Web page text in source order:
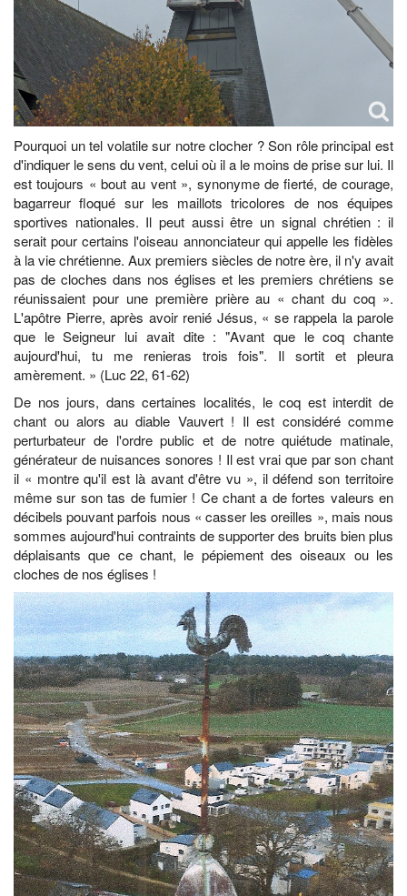
Pourquoi un tel volatile sur notre clocher ? Son rôle principal est
d'indiquer le sens du vent, celui où il a le moins de prise sur lui. Il
est toujours « bout au vent », synonyme de fierté, de courage,
bagarreur floqué sur les maillots tricolores de nos équipes
sportives nationales. Il peut aussi être un signal chrétien : il
serait pour certains l'oiseau annonciateur qui appelle les fidèles
à la vie chrétienne. Aux premiers siècles de notre ère, il n'y avait
pas de cloches dans nos églises et les premiers chrétiens se
réunissaient pour une première prière au « chant du coq ».
L'apôtre Pierre, après avoir renié Jésus, « se rappela la parole
que le Seigneur lui avait dite : "Avant que le coq chante
aujourd'hui, tu me renieras trois fois". Il sortit et pleura
amèrement. » (Luc 22, 61-62)
De nos jours, dans certaines localités, le coq est interdit de
chant ou alors au diable Vauvert ! Il est considéré comme
perturbateur de l'ordre public et de notre quiétude matinale,
générateur de nuisances sonores ! Il est vrai que par son chant
il « montre qu'il est là avant d'être vu », il défend son territoire
même sur son tas de fumier ! Ce chant a de fortes valeurs en
décibels pouvant parfois nous « casser les oreilles », mais nous
sommes aujourd'hui contraints de supporter des bruits bien plus
déplaisants que ce chant, le pépiement des oiseaux ou les
cloches de nos églises !